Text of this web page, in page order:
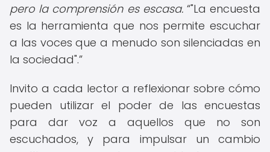
pero la comprensión es escasa. "La encuesta
es la herramienta que nos permite escuchar
a las voces que a menudo son silenciadas en
la sociedad".
Invito a cada lector a reflexionar sobre cómo
pueden utilizar el poder de las encuestas
para dar voz a aquellos que no son
escuchados, y para impulsar un cambio